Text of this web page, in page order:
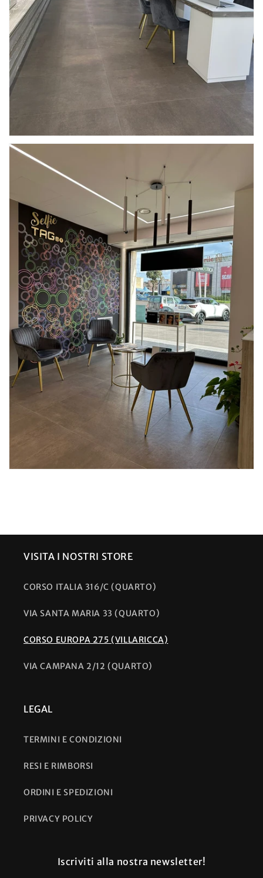
VISITA I NOSTRI STORE
CORSO ITALIA 316/C (QUARTO)
VIA SANTA MARIA 33 (QUARTO)
CORSO EUROPA 275 (VILLARICCA)
VIA CAMPANA 2/12 (QUARTO)
LEGAL
TERMINI E CONDIZIONI
RESI E RIMBORSI
ORDINI E SPEDIZIONI
PRIVACY POLICY
Iscriviti alla nostra newsletter!